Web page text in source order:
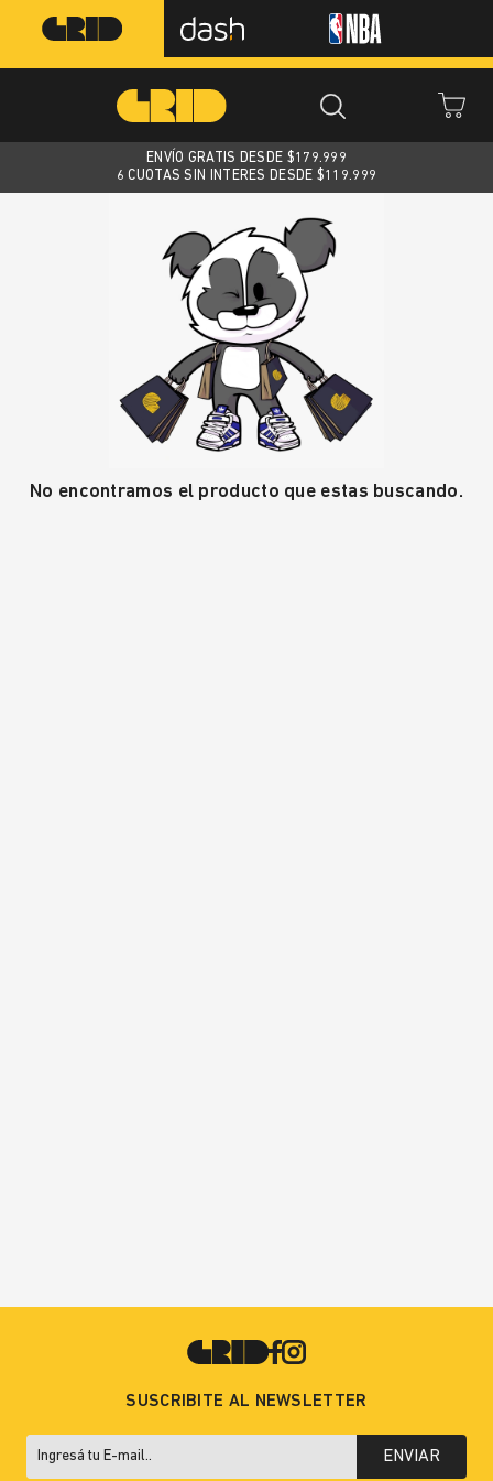
ENVÍO GRATIS DESDE $179.999
6 CUOTAS SIN INTERES DESDE $119.999
No encontramos el producto que estas buscando.
SUSCRIBITE AL NEWSLETTER
ENVIAR